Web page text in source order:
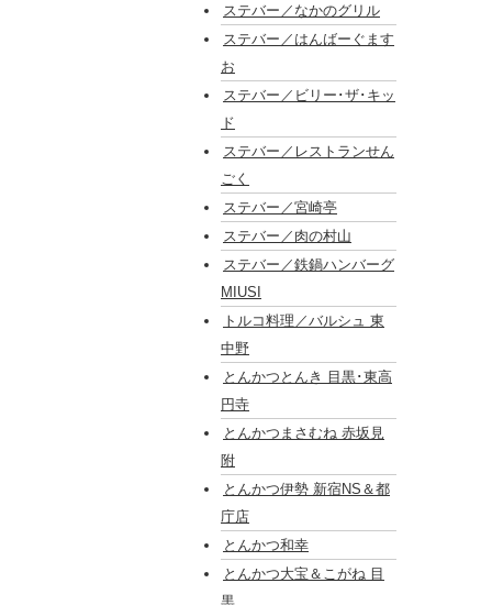
ステバー／なかのグリル
ステバー／はんばーぐます
お
ステバー／ビリー･ザ･キッ
ド
ステバー／レストランせん
ごく
ステバー／宮崎亭
ステバー／肉の村山
ステバー／鉄鍋ハンバーグ
MIUSI
トルコ料理／バルシュ 東
中野
とんかつとんき 目黒･東高
円寺
とんかつまさむね 赤坂見
附
とんかつ伊勢 新宿NS＆都
庁店
とんかつ和幸
とんかつ大宝＆こがね 目
黒